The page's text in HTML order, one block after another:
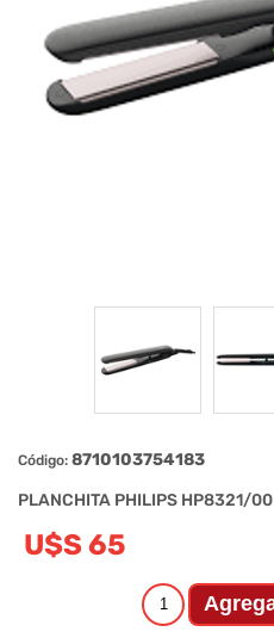
Código: 8710103754183
PLANCHITA PHILIPS HP8321/00
U$S 65